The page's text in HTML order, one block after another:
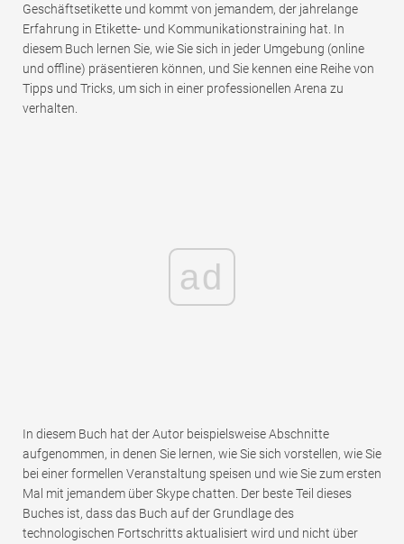
Geschäftsetikette und kommt von jemandem, der jahrelange
Erfahrung in Etikette- und Kommunikationstraining hat. In
diesem Buch lernen Sie, wie Sie sich in jeder Umgebung (online
und offline) präsentieren können, und Sie kennen eine Reihe von
Tipps und Tricks, um sich in einer professionellen Arena zu
verhalten.
ad
In diesem Buch hat der Autor beispielsweise Abschnitte
aufgenommen, in denen Sie lernen, wie Sie sich vorstellen, wie Sie
bei einer formellen Veranstaltung speisen und wie Sie zum ersten
Mal mit jemandem über Skype chatten. Der beste Teil dieses
Buches ist, dass das Buch auf der Grundlage des
technologischen Fortschritts aktualisiert wird und nicht über